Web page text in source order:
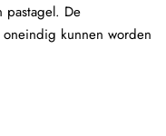
pastagel. De
kunnen worden